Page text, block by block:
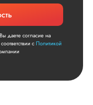
даете согласие на
сПолитикой
Вид работы:
Диссертация
Дата:2025-11-15
написана
Понравилось, как